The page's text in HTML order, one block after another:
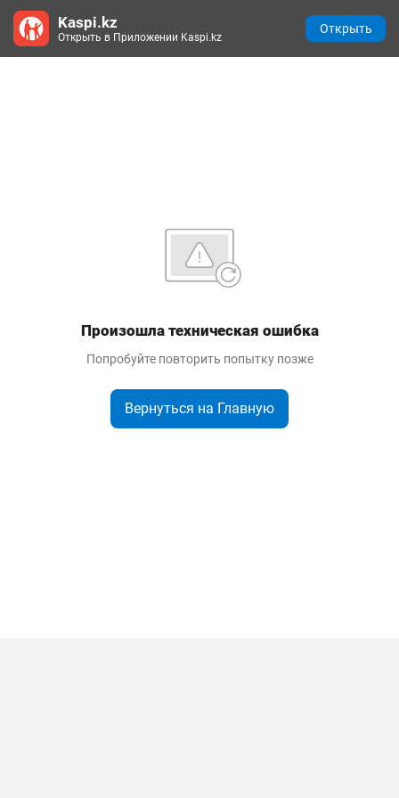
Произошла техническая ошибка
Попробуйте повторить попытку позже
Вернуться на Главную
Kaspi.kz
Открыть в Приложении Kaspi.kz
Открыть